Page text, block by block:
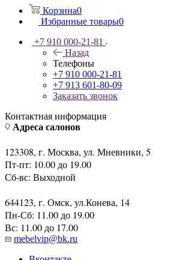
Личный кабинет
Корзина0
Избранные товары
+7 910 000-21-81
Назад
Телефоны
+7 910 000-21-81
+7 913 601-80-09
Заказать звонок
Контактная информация
123308, г. Москва, ул. Мневники, 5
Пт-пт: 10.00 до 19.00
644123, г. Омск, ул.Конева, 14
Пн-Сб: 11.00 до 19.00
Вс: 11.00 до 17.00
mebelvip@bk.ru